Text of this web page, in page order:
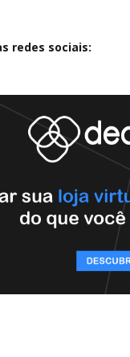
redes sociais: